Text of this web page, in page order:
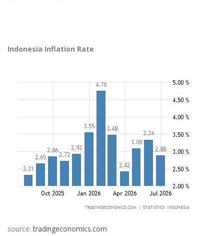
Indonesia Inflation Rate
source:tradingeconomics.com